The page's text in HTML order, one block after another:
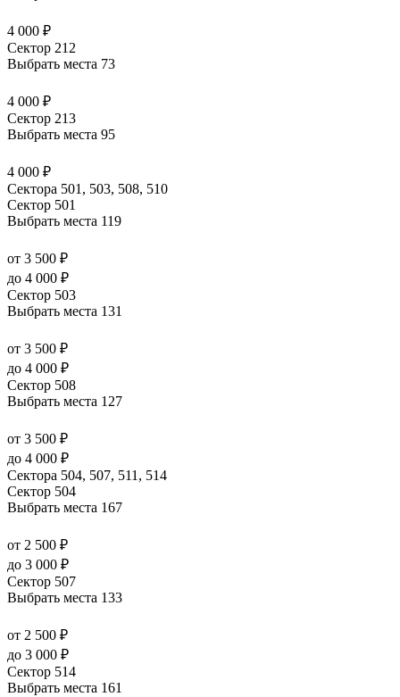
4 000 ₽
Сектор 212
Выбрать места 73
4 000 ₽
Сектор 213
Выбрать места 95
4 000 ₽
Сектора 501, 503, 508, 510
Сектор 501
Выбрать места 119
от 3 500 ₽
до 4 000 ₽
Сектор 503
Выбрать места 131
от 3 500 ₽
до 4 000 ₽
Сектор 508
Выбрать места 127
от 3 500 ₽
до 4 000 ₽
Сектора 504, 507, 511, 514
Сектор 504
Выбрать места 167
от 2 500 ₽
до 3 000 ₽
Сектор 507
Выбрать места 133
от 2 500 ₽
до 3 000 ₽
Сектор 514
Выбрать места 161